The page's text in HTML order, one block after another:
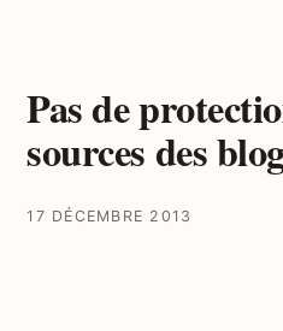
Pas de
sources des
17 DÉCEMBRE 2013